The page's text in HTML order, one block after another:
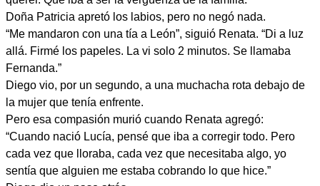
Doña Patricia apretó los labios, pero no negó nada.
“Me mandaron con una tía a León”, siguió Renata. “Di a luz
allá. Firmé los papeles. La vi solo 2 minutos. Se llamaba
Fernanda.”
Diego vio, por un segundo, a una muchacha rota debajo de
la mujer que tenía enfrente.
Pero esa compasión murió cuando Renata agregó:
“Cuando nació Lucía, pensé que iba a corregir todo. Pero
cada vez que lloraba, cada vez que necesitaba algo, yo
sentía que alguien me estaba cobrando lo que hice.”